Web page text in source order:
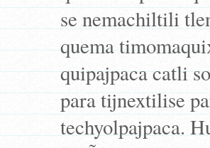
se nemachiltili
quema
quipajpaca catli
para tijnextilise
techyolpajpaca.